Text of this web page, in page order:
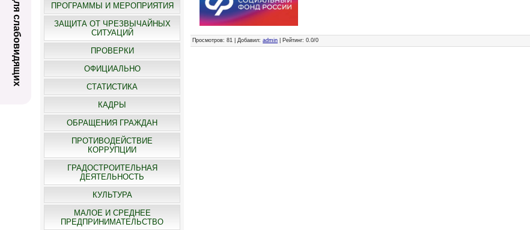
ПРОГРАММЫ И МЕРОПРИЯТИЯ
ЗАЩИТА ОТ ЧРЕЗВЫЧАЙНЫХ
СИТУАЦИЙ
ПРОВЕРКИ
ОФИЦИАЛЬНО
СТАТИСТИКА
КАДРЫ
ОБРАЩЕНИЯ ГРАЖДАН
ПРОТИВОДЕЙСТВИЕ
КОРРУПЦИИ
ГРАДОСТРОИТЕЛЬНАЯ
ДЕЯТЕЛЬНОСТЬ
КУЛЬТУРА
МАЛОЕ И СРЕДНЕЕ
ПРЕДПРИНИМАТЕЛЬСТВО
Просмотров: 81 |Добавил:admin Рейтинг:0.0/0